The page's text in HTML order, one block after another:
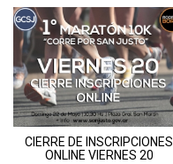
CIERRE DE INSCRIPCIONES
ONLINE VIERNES 20